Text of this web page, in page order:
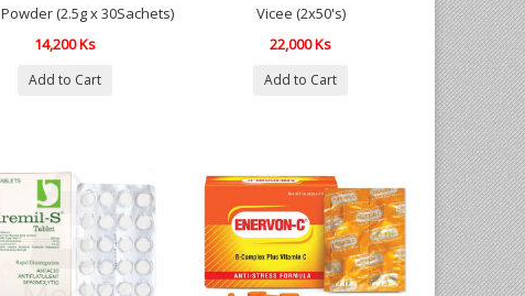
(2.5g x 30Sachets)
14,200 Ks
Add to Cart
Vicee (2x50's)
22,000 Ks
Add to Cart